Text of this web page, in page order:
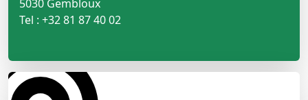
5030 Gembloux
Tel : +32 81 87 40 02